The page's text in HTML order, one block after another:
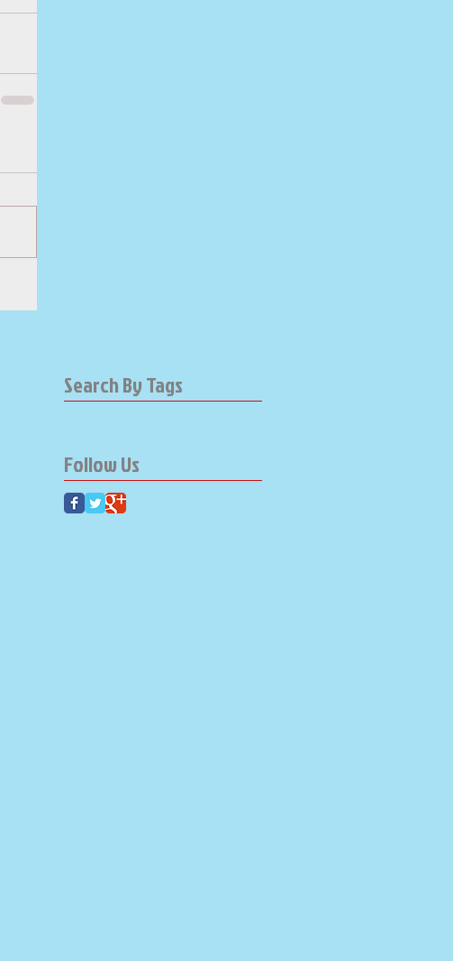
Search By Tags
Follow Us